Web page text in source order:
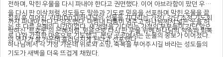
전하며, 막힌 우물을 다시 파내야 한다고 권면했다. 이어 아브라함이 팠던 우물
을 다시 판 이삭처럼 성도들도 말씀과 기도로 믿음을 선포하며 막힌 우물을 끝
까지 파내야 한다고 강조했다. 마침내 다툼이 멈추고 하나님께서 넓은 곳을 허
락하신 ‘르호봇’의 은혜처럼, 믿음으로 다시 판 우물 위에 하나님의 약속과 회복
의 역사가 삶 가운데 흘러넘치게 된다고 선포했다.
집회 후 이어진 ‘라함(רַחַם)(하나님의 선물을 기다리는 가정)’ 강단 초청 기도회
는 또 다른 은혜의 시간이었다. 새 생명을 기다리는 가정의 부부들이 강단 앞으
로 나와 간절한 마음으로 기도했고, 본당 곳곳에서는 눈물의 중보가 이어졌다.
하나님께서 각 가정 가운데 위로와 소망, 축복을 부어주시길 바라는 성도들의
기도가 새벽을 더욱 뜨겁게 채웠다.